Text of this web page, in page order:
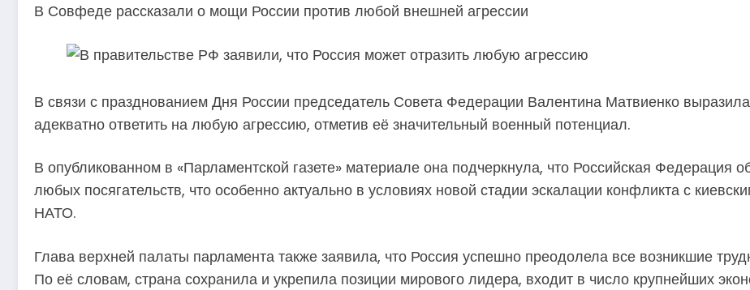
В Совфеде рассказали о мощи России против любой внешней агрессии
В связи с празднованием Дня России председатель Совета Федерации Валентина Матвиенко
адекватно ответить на любую агрессию, отметив её значительный военный потенциал.
В опубликованном в «Парламентской газете» материале она подчеркнула, что Российская Федерация
любых посягательств, что особенно актуально в условиях новой стадии эскалации конфликта с
НАТО.
Глава верхней палаты парламента также заявила, что Россия успешно преодолела все возникшие
По её словам, страна сохранила и укрепила позиции мирового лидера, входит в число крупнейших